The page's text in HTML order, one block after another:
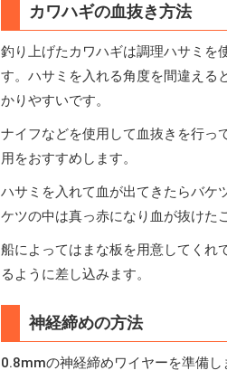
カワハギの血抜き方法
釣り上げたカワハギは調理ハサミを
す。ハサミを入れる角度を間違える
かりやすいです。
ナイフなどを使用して血抜きを行っ
用をおすすめします。
ハサミを入れて血が出てきたらバケ
ケツの中は真っ赤になり血が抜けた
船によってはまな板を用意してくれ
るように差し込みます。
神経締めの方法
0.8mmの神経締めワイヤーを準備